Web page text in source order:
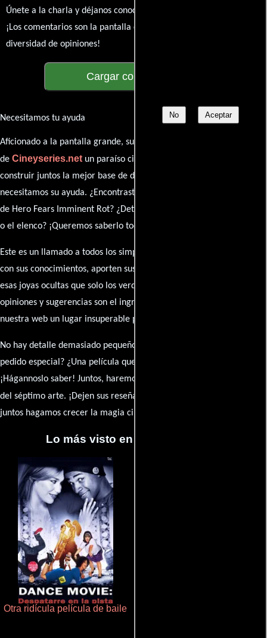
No Aceptar
Únete a la charla y déjanos conocer tu mundo cinematográfico.
¡Los comentarios son la pantalla donde se proyecta nuestra
diversidad de opiniones!
Cargar comentarios
Necesitamos tu ayuda
Aficionado a la pantalla grande, su participación es clave para hacer
de Cineyseries.netun paraíso cinéfilo completo. Queremos
construir juntos la mejor base de datos cinematográfica, pero
necesitamos su ayuda. ¿Encontraste algún dato faltante en la ficha
de Hero Fears Imminent Rot? ¿Detectaste algún error en la sinopsis
o el elenco? ¡Queremos saberlo todo!
Este es un llamado a todos los simpatizantes del cine: contribuyan
con sus conocimientos, aporten sus descubrimientos y compartan
esas joyas ocultas que solo los verdaderos fanáticos conocen. Sus
opiniones y sugerencias son el ingrediente secreto que hará de
nuestra web un lugar insuperable para los amantes del celuloide.
No hay detalle demasiado pequeño ni opinión insignificante. ¿Algún
pedido especial? ¿Una película que sueñas con ver reseñada?
¡Hágannoslo saber! Juntos, haremos de esta comunidad el epicentro
del séptimo arte. ¡Dejen sus reseña en la
juntos hagamos crecer la magia cinematográfica!
Lo más visto en Cineyseries.net
Otra ridícula película de baile